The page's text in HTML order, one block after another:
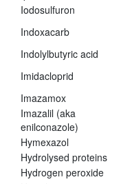
Iodosulfuron
Indoxacarb
Indolylbutyric acid
Imidacloprid
Imazamox
Imazalil (aka
enilconazole)
Hymexazol
Hydrolysed proteins
Hydrogen peroxide